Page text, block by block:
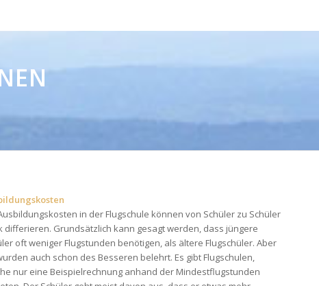
in der Flugschule können von Schüler zu Schüler
differieren. Grundsätzlich kann gesagt werden, dass jüngere
oft weniger Flugstunden benötigen, als ältere Flugschüler. Aber
auch schon des Besseren belehrt. Es gibt Flugschulen,
nur eine Beispielrechnung anhand der Mindestflugstunden